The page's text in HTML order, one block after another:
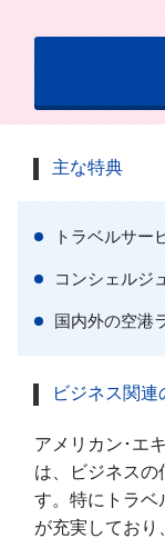
主な特典
トラベルサー
コンシェルジ
国内外の空港
ビジネス関連
アメリカン･エ
は、ビジネスの
す。特にトラベ
が充実しており